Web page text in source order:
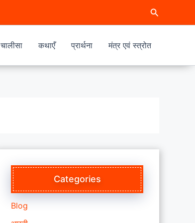
Search
चालीसा कथाएँ प्रार्थना मंत्र एवं स्त्रोत
Categories
Blog